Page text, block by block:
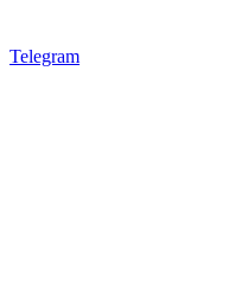
Telegram